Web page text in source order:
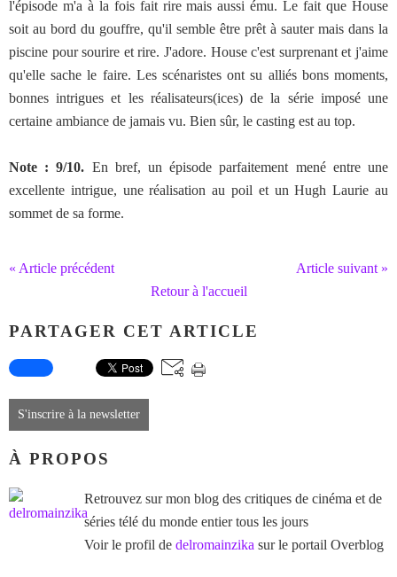
l'épisode m'a à la fois fait rire mais aussi ému. Le fait que House
soit au bord du gouffre, qu'il semble être prêt à sauter mais dans la
piscine pour sourire et rire. J'adore. House c'est surprenant et j'aime
qu'elle sache le faire. Les scénaristes ont su alliés bons moments,
bonnes intrigues et les réalisateurs(ices) de la série imposé une
certaine ambiance de jamais vu. Bien sûr, le casting est au top.
Note : 9/10. En bref, un épisode parfaitement mené entre une
excellente intrigue, une réalisation au poil et un Hugh Laurie au
sommet de sa forme.
« Article précédent
Article suivant »
Retour à l'accueil
PARTAGER CET ARTICLE
S'inscrire à la newsletter
À PROPOS
Retrouvez sur mon blog des critiques de cinéma et de
séries télé du monde entier tous les jours
Voir le profil de delromainzika sur le portail Overblog